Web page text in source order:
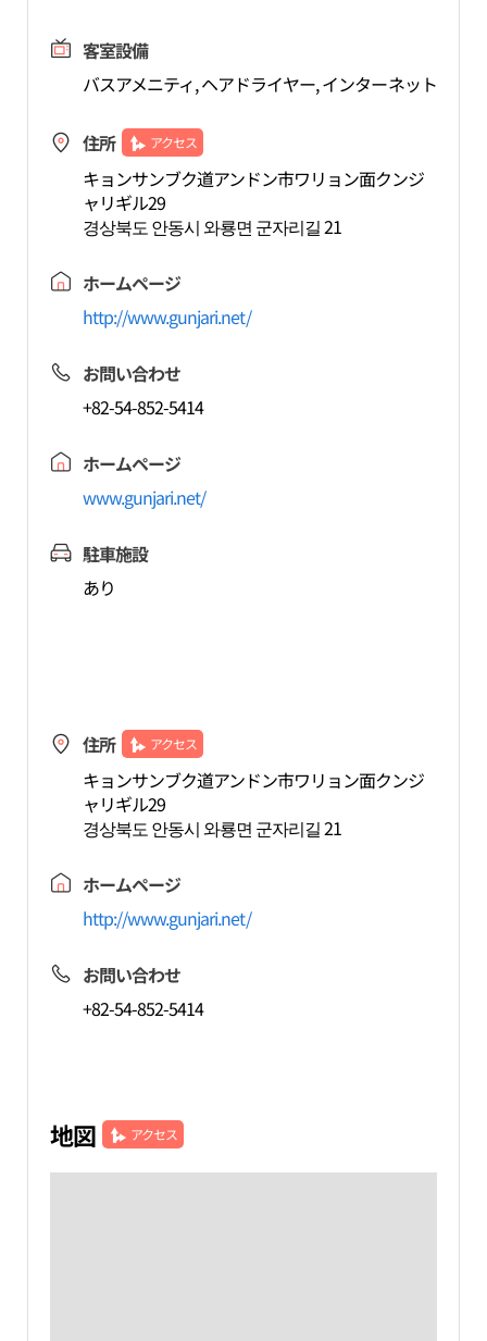
客室設備
バスアメニティ, ヘアドライヤー, インターネット
住所 アクセス
キョンサンブク道アンドン市ワリョン面クンジ
ャリギル29
경상북도 안동시 와룡면 군자리길 21
ホームページ
http://www.gunjari.net/
お問い合わせ
+82-54-852-5414
ホームページ
www.gunjari.net/
駐車施設
あり
住所 アクセス
キョンサンブク道アンドン市ワリョン面クンジ
ャリギル29
경상북도 안동시 와룡면 군자리길 21
ホームページ
http://www.gunjari.net/
お問い合わせ
+82-54-852-5414
地図 アクセス